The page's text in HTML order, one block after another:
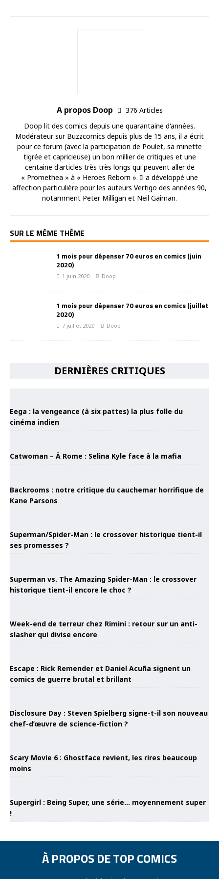
A propos Doop
376 Articles
Doop lit des comics depuis une quarantaine d'années.
Modérateur sur Buzzcomics depuis plus de 15 ans, il a écrit
pour ce forum (avec la participation de Poulet, sa minette
tigrée et capricieuse) un bon millier de critiques et une
centaine d'articles très très longs qui peuvent aller de
« Promethea » à « Heroes Reborn ». Il a développé une
affection particulière pour les auteurs Vertigo des années 90,
notamment Peter Milligan et Neil Gaiman.
SUR LE MÊME THÈME
1 mois pour dépenser 70 euros en comics (juin
2020)
1 juin 2020 Doop
1 mois pour dépenser 70 euros en comics (juillet
2020)
7 juillet 2020 Doop
DERNIÈRES CRITIQUES
Eega : la vengeance (à six pattes) la plus folle du
cinéma indien
Catwoman – À Rome : Selina Kyle face à la mafia
Backrooms : notre critique du cauchemar horrifique de
Kane Parsons
Superman/Spider-Man : le crossover historique tient-il
ses promesses ?
Superman vs. The Amazing Spider-Man : le crossover
historique tient-il encore le choc ?
Week-end de terreur chez Rimini : retour sur un anti-
slasher qui divise encore
Escape : Rick Remender et Daniel Acuña signent un
comics de guerre brutal et brillant
Disclosure Day : Steven Spielberg signe-t-il son nouveau
chef-d’œuvre de science-fiction ?
Scary Movie 6 : Ghostface revient, les rires beaucoup
moins
Supergirl : Being Super, une série… moyennement super
!
À PROPOS DE TOP COMICS